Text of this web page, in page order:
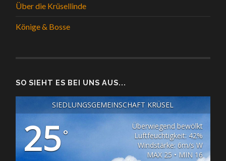
Über die Krüsellinde
Könige & Bosse
SO SIEHT ES BEI UNS AUS...
SIEDLUNGSGEMEINSCHAFT KRÜSEL
25°
Überwiegend bewölkt
Luftfeuchtigkeit: 42%
Windstärke: 6m/s W
MAX 25 • MIN 16